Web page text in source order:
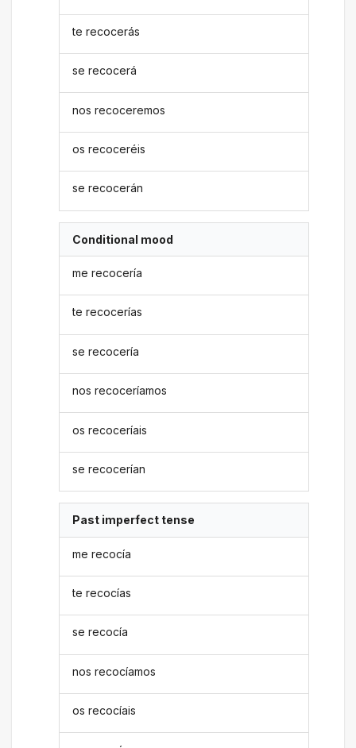
te recocerás
se recocerá
nos recoceremos
os recoceréis
se recocerán
Conditional mood
me recocería
te recocerías
se recocería
nos recoceríamos
os recoceríais
se recocerían
Past imperfect tense
me recocía
te recocías
se recocía
nos recocíamos
os recocíais